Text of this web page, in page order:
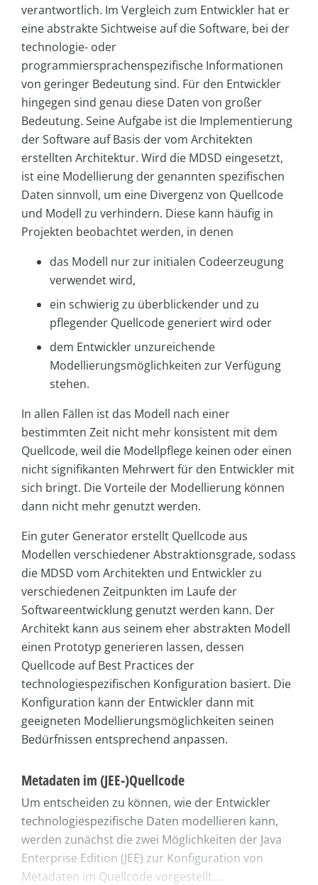
verantwortlich. Im Vergleich zum Entwickler hat er
eine abstrakte Sichtweise auf die Software, bei der
technologie- oder
programmiersprachenspezifische Informationen
von geringer Bedeutung sind. Für den Entwickler
hingegen sind genau diese Daten von großer
Bedeutung. Seine Aufgabe ist die Implementierung
der Software auf Basis der vom Architekten
erstellten Architektur. Wird die MDSD eingesetzt,
ist eine Modellierung der genannten spezifischen
Daten sinnvoll, um eine Divergenz von Quellcode
und Modell zu verhindern. Diese kann häufig in
Projekten beobachtet werden, in denen
das Modell nur zur initialen Codeerzeugung
verwendet wird,
ein schwierig zu überblickender und zu
pflegender Quellcode generiert wird oder
dem Entwickler unzureichende
Modellierungsmöglichkeiten zur Verfügung
stehen.
In allen Fällen ist das Modell nach einer
bestimmten Zeit nicht mehr konsistent mit dem
Quellcode, weil die Modellpflege keinen oder einen
nicht signifikanten Mehrwert für den Entwickler mit
sich bringt. Die Vorteile der Modellierung können
dann nicht mehr genutzt werden.
Ein guter Generator erstellt Quellcode aus
Modellen verschiedener Abstraktionsgrade, sodass
die MDSD vom Architekten und Entwickler zu
verschiedenen Zeitpunkten im Laufe der
Softwareentwicklung genutzt werden kann. Der
Architekt kann aus seinem eher abstrakten Modell
einen Prototyp generieren lassen, dessen
Quellcode auf Best Practices der
technologiespezifischen Konfiguration basiert. Die
Konfiguration kann der Entwickler dann mit
geeigneten Modellierungsmöglichkeiten seinen
Bedürfnissen entsprechend anpassen.
Metadaten im (JEE-)Quellcode
Um entscheiden zu können, wie der Entwickler
technologiespezifische Daten modellieren kann,
werden zunächst die zwei Möglichkeiten der Java
Enterprise Edition (JEE) zur Konfiguration von
Metadaten im Quellcode vorgestellt....